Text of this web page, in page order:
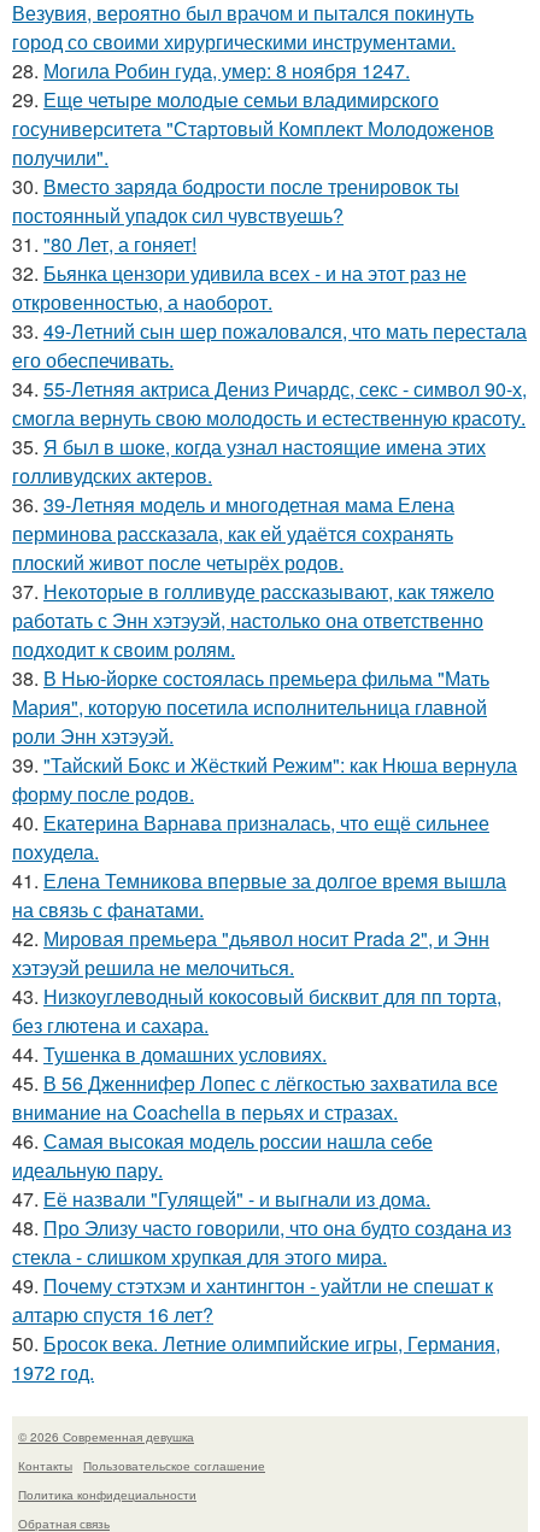
Везувия, вероятно был врачом и пытался покинуть
город со своими хирургическими инструментами.
28. Могила Робин гуда, умер: 8 ноября 1247.
29. Еще четыре молодые семьи владимирского
госуниверситета "Стартовый Комплект Молодоженов
получили".
30. Вместо заряда бодрости после тренировок ты
постоянный упадок сил чувствуешь?
31. "80 Лет, а гоняет!
32. Бьянка цензори удивила всех - и на этот раз не
откровенностью, а наоборот.
33. 49-Летний сын шер пожаловался, что мать перестала
его обеспечивать.
34. 55-Летняя актриса Дениз Ричардс, секс - символ 90-х,
смогла вернуть свою молодость и естественную красоту.
35. Я был в шоке, когда узнал настоящие имена этих
голливудских актеров.
36. 39-Летняя модель и многодетная мама Елена
перминова рассказала, как ей удаётся сохранять
плоский живот после четырёх родов.
37. Некоторые в голливуде рассказывают, как тяжело
работать с Энн хэтэуэй, настолько она ответственно
подходит к своим ролям.
38. В Нью-йорке состоялась премьера фильма "Мать
Мария", которую посетила исполнительница главной
роли Энн хэтэуэй.
39. "Тайский Бокс и Жёсткий Режим": как Нюша вернула
форму после родов.
40. Екатерина Варнава призналась, что ещё сильнее
похудела.
41. Елена Темникова впервые за долгое время вышла
на связь с фанатами.
42. Мировая премьера "дьявол носит Prada 2", и Энн
хэтэуэй решила не мелочиться.
43. Низкоуглеводный кокосовый бисквит для пп торта,
без глютена и сахара.
44. Тушенка в домашних условиях.
45. В 56 Дженнифер Лопес с лёгкостью захватила все
внимание на Coachella в перьях и стразах.
46. Самая высокая модель россии нашла себе
идеальную пару.
47. Её назвали "Гулящей" - и выгнали из дома.
48. Про Элизу часто говорили, что она будто создана из
стекла - слишком хрупкая для этого мира.
49. Почему стэтхэм и хантингтон - уайтли не спешат к
алтарю спустя 16 лет?
50. Бросок века. Летние олимпийские игры, Германия,
1972 год.
© 2026 Современная девушка
Контакты
Пользовательское соглашение
Политика конфидециальности
Обратная связь